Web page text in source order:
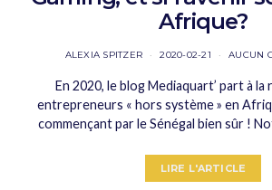
Afrique?
ALEXIA SPITZER 2020-02-21 AUCUN
En 2020, le blog Mediaquart’ part à
entrepreneurs « hors système » en
commençant par le Sénégal bien sûr !
LIRE L'ARTICLE